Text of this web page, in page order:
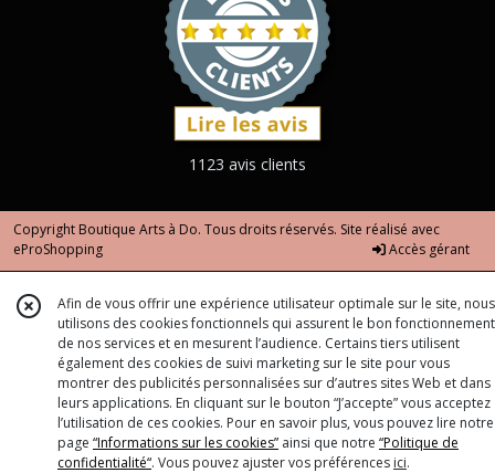
1123 avis clients
Copyright Boutique Arts à Do. Tous droits réservés. Site réalisé avec
eProShopping
Accès gérant
Afin de vous offrir une expérience utilisateur optimale sur le site, nous
utilisons des cookies fonctionnels qui assurent le bon fonctionnement
de nos services et en mesurent l’audience. Certains tiers utilisent
également des cookies de suivi marketing sur le site pour vous
montrer des publicités personnalisées sur d’autres sites Web et dans
leurs applications. En cliquant sur le bouton “J’accepte” vous acceptez
l’utilisation de ces cookies. Pour en savoir plus, vous pouvez lire notre
page “Informations sur les cookies” ainsi que notre “Politique de
confidentialité“. Vous pouvez ajuster vos préférences ici.